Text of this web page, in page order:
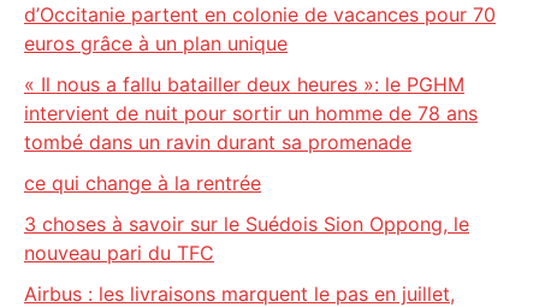
d’Occitanie partent en colonie de vacances pour 70
euros grâce à un plan unique
« Il nous a fallu batailler deux heures »: le PGHM
intervient de nuit pour sortir un homme de 78 ans
tombé dans un ravin durant sa promenade
ce qui change à la rentrée
3 choses à savoir sur le Suédois Sion Oppong, le
nouveau pari du TFC
Airbus : les livraisons marquent le pas en juillet,